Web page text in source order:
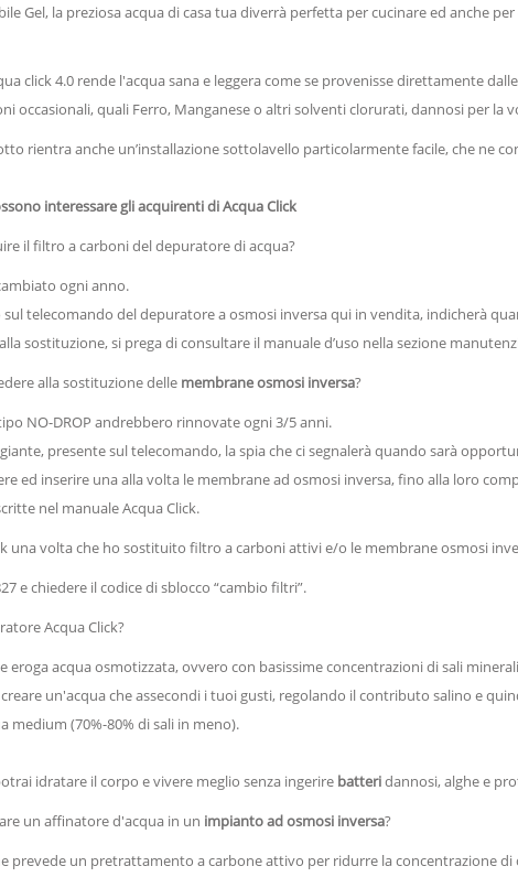
Gel, la preziosa acqua di casa tua diverrà perfetta per cucinare ed anche
click 4.0 rende l'acqua sana e leggera come se provenisse direttamente
occasionali, quali Ferro, Manganese o altri solventi clorurati, dannosi per la
rientra anche un’installazione sottolavello particolarmente facile, che ne
interessare gli acquirenti di Acqua Click
il filtro a carboni del depuratore di acqua?
ogni anno.
telecomando del depuratore a osmosi inversa qui in vendita, indicherà
sostituzione, si prega di consultare il manuale d’uso nella sezione
alla sostituzione delle membrane osmosi inversa?
NO-DROP andrebbero rinnovate ogni 3/5 anni.
presente sul telecomando, la spia che ci segnalerà quando sarà
ed inserire una alla volta le membrane ad osmosi inversa, fino alla loro
nel manuale Acqua Click.
una volta che ho sostituito filtro a carboni attivi e/o le membrane osmosi
e chiedere il codice di sblocco “cambio filtri”.
Acqua Click?
acqua osmotizzata, ovvero con basissime concentrazioni di sali
un'acqua che assecondi i tuoi gusti, regolando il contributo salino e
medium (70%-80% di sali in meno).
idratare il corpo e vivere meglio senza ingerire batteridannosi, alghe e
un affinatore d'acqua in un impianto ad osmosi inversa?
prevede un pretrattamento a carbone attivo per ridurre la concentrazione